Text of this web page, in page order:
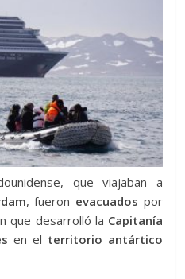
que viajaban a
, fueron evacuados por
que desarrolló la Capitanía
en el territorio antártico